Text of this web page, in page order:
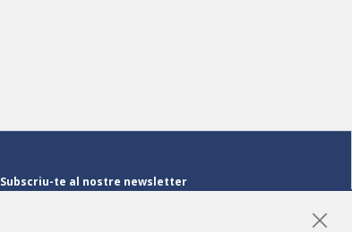
Subscriu-te al nostre newsletter